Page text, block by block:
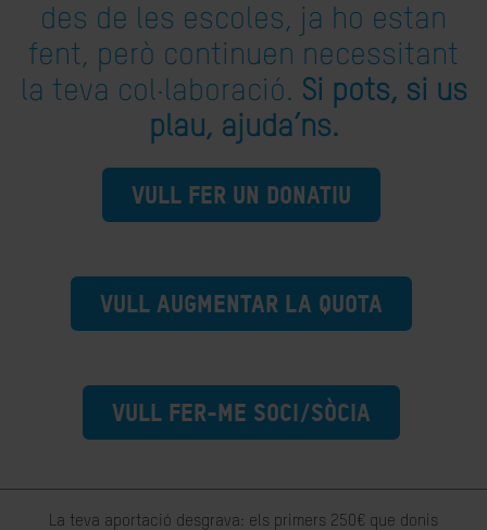
des de les escoles, ja ho estan
fent, però continuen necessitant
la teva col·laboració. Si pots, si us
plau, ajuda’ns.
VULL FER UN DONATIU
VULL AUGMENTAR LA QUOTA
VULL FER-ME SOCI/SÒCIA
La teva aportació desgrava: els primers 250€ que donis